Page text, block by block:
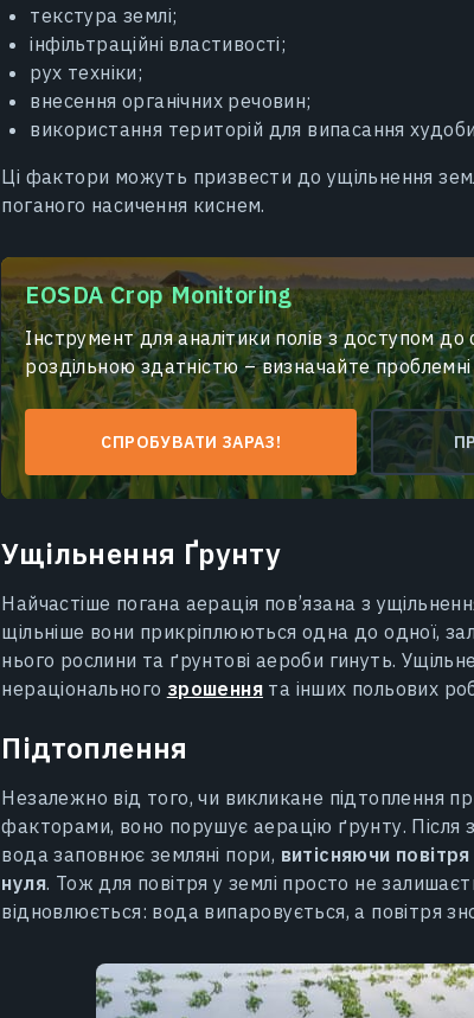
текстура землі;
інфільтраційні властивості;
рух техніки;
внесення органічних речовин;
використання територій для випасання
Ці фактори можуть призвести до ущільнення
поганого насичення киснем.
EOSDA Crop Monitoring
Інструмент для аналітики полів з доступом до
роздільною здатністю – визначайте
СПРОБУВАТИ ЗАРАЗ!
Ущільнення Ґрунту
Найчастіше погана аерація пов’язана з
щільніше вони прикріплюються одна до одної,
нього рослини та ґрунтові аероби гинуть.
нераціонального зрошеннята інших польових
Підтоплення
Незалежно від того, чи викликане підтоплення
факторами, воно порушує аерацію ґрунту. Після
вода заповнює земляні пори, витісняючи
нуля. Тож для повітря у землі просто не
відновлюється: вода випаровується, а повітря